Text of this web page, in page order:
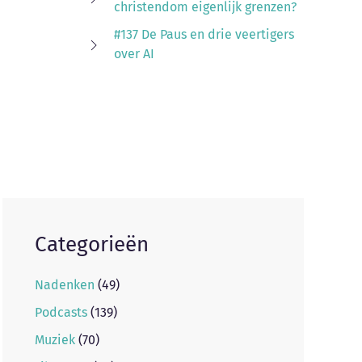
christendom eigenlijk grenzen?
#137 De Paus en drie veertigers
over AI
Categorieën
Nadenken (49)
Podcasts(139)
Muziek(70)